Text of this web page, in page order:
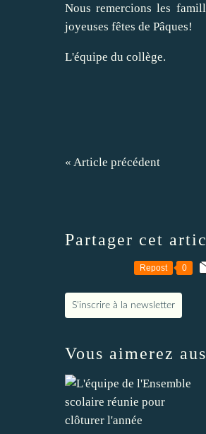
Nous remercions les
joyeuses fêtes de Pâques!
L'équipe du collège.
« Article précédent
Partager cet
Repost 0
S'inscrire à la newsletter
Vous aimerez